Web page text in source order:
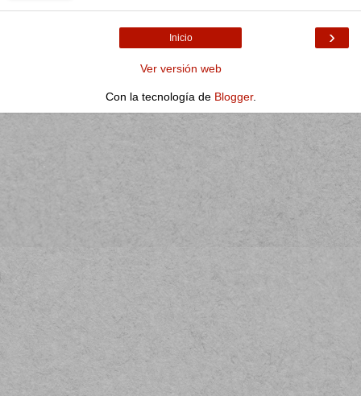
›
Inicio
Ver versión web
Con la tecnología de Blogger.